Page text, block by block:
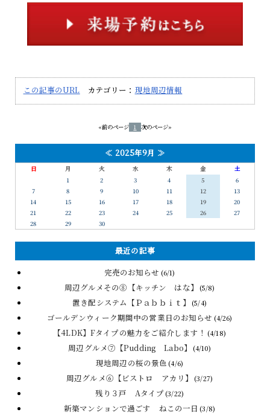
この記事のURL カテゴリー： 現地周辺情報
«前のページ 1 次のページ»
≪ 2025年9月 ≫
日 月 火 水 木 金
土
1
2 3 4 5
6
7
8 9 10 11 12
13
14
15 16 17 18 19
20
21
22 23 24 25 26
27
28
29 30
最近の記事
完売のお知らせ (6/1)
周辺グルメその⑧【キッチン はな】 (5/8)
置き配システム【Ｐａｂｂｉｔ】 (5/4)
ゴールデンウィーク期間中の営業日のお知らせ (4/26)
【4LDK】Fタイプの魅力をご紹介します！ (4/18)
周辺グルメ⑦【Pudding Labo】 (4/10)
現地周辺の桜の景色 (4/6)
周辺グルメ⑥【ビストロ アカリ】 (3/27)
残り３戸 Aタイプ (3/22)
新築マンションで過ごす ねこの一日 (3/8)